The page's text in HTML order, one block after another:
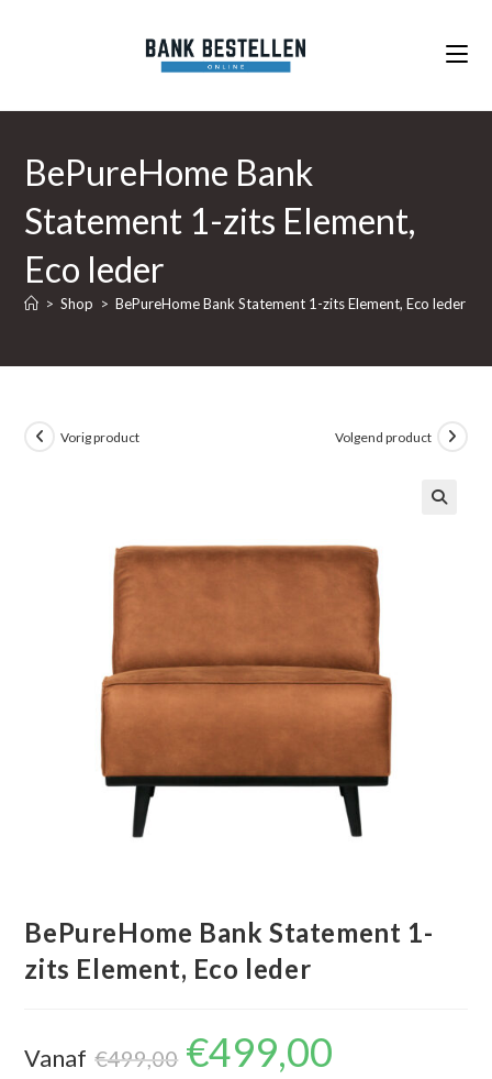
BePureHome Bank
Statement 1-zits Element,
Eco leder
> Shop > BePureHome Bank Statement 1-zits Element, Eco leder
Vorig product Volgend product
BePureHome Bank Statement 1-
zits Element, Eco leder
Vanaf €499,00
Oorspronkelijke
prijs
was:
€499,00